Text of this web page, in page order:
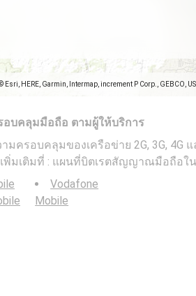
Esri, HERE, Garmin, Intermap, increment P Corp., GEBCO,
บคลุมมือถือ ตามผู้ให้บริการ
ครอบคลุมของเครือข่าย 2G, 3G, 4G แ
เพิ่มเติมที่ : แผนที่บิตเรตสัญญาณมือถือใ
Vodafone
Mobile